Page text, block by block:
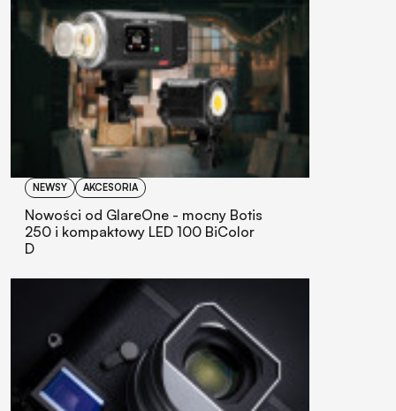
NEWSY AKCESORIA
Nowości od GlareOne - mocny Botis
250 i kompaktowy LED 100 BiColor
D